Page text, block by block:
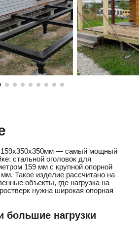
159x350x350мм — самый мощный
стальной оголовок для
159 мм с крупной опорной
Такое изделие рассчитано на
объекты, где нагрузка на
нужна широкая опорная
большие нагрузки